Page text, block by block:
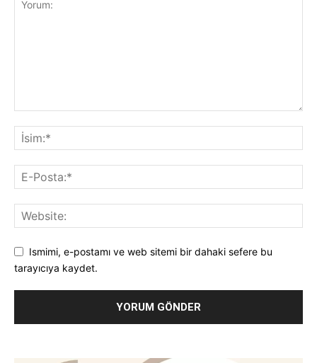
Ismimi, e-postamı ve web sitemi bir dahaki sefere bu
tarayıcıya kaydet.